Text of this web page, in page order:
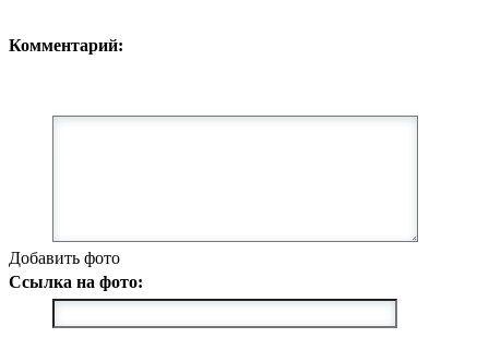
Комментарий:
Добавить фото
Ссылка на фото: